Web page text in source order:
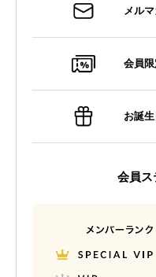
メル
会員
お誕
会員ス